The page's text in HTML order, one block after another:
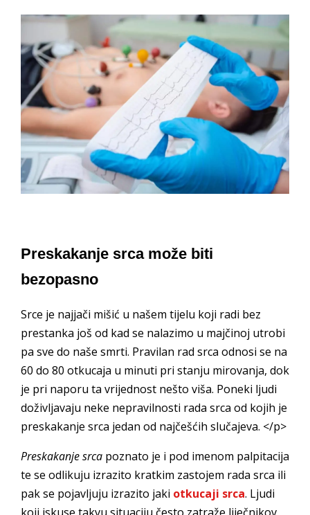
Preskakanje srca može biti
bezopasno
Srce je najjači mišić u našem tijelu koji radi bez
prestanka još od kad se nalazimo u majčinoj utrobi
pa sve do naše smrti. Pravilan rad srca odnosi se na
60 do 80 otkucaja u minuti pri stanju mirovanja, dok
je pri naporu ta vrijednost nešto viša. Poneki ljudi
doživljavaju neke nepravilnosti rada srca od kojih je
preskakanje srca jedan od najčešćih slučajeva. </p>
Preskakanje srca poznato je i pod imenom palpitacija
te se odlikuju izrazito kratkim zastojem rada srca ili
pak se pojavljuju izrazito jaki otkucaji srca. Ljudi
koji iskuse takvu situaciju često zatraže liječnikov